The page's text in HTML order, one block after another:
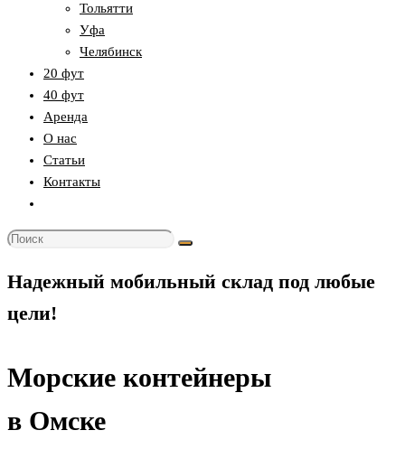
Тольятти
Уфа
Челябинск
20 фут
40 фут
Аренда
О нас
Статьи
Контакты
по
сайту
Надежный мобильный склад под любые
цели!
Морские контейнеры
в Омске